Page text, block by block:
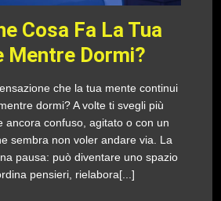
Cosa Fa La Tua
Mentre Dormi?
che la tua mente continui
dormi? A volte ti svegli più
ancora confuso, agitato o con un
sembra non voler andare via. La
pausa: può diventare uno spazio
pensieri, rielabora[...]